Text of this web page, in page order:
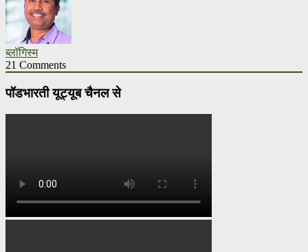
ब्लॉगिस्म
21 Comments
पॉडभारती यूट्यूब चैनल से